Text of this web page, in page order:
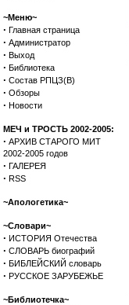
~Меню~
· Главная страница
· Администратор
· Выход
· Библиотека
· Состав РПЦЗ(В)
· Обзоры
· Новости
МЕЧ и ТРОСТЬ 2002-2005:
· АРХИВ СТАРОГО МИТ
2002-2005 годов
· ГАЛЕРЕЯ
· RSS
~Апологетика~
~Словари~
· ИСТОРИЯ Отечества
· СЛОВАРЬ биографий
· БИБЛЕЙСКИЙ словарь
· РУССКОЕ ЗАРУБЕЖЬЕ
~Библиотечка~